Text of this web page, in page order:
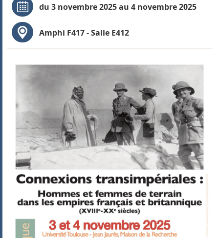
du 3 novembre 2025 au 4 novembre 2025
Amphi F417 - Salle E412